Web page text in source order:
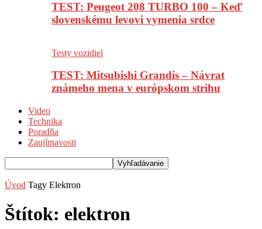
TEST: Peugeot 208 TURBO 100 – Keď
slovenskému levovi vymenia srdce
Testy vozidiel
TEST: Mitsubishi Grandis – Návrat
známeho mena v európskom strihu
Video
Technika
Poradňa
Zaujímavosti
Úvod Tagy Elektron
Štítok: elektron